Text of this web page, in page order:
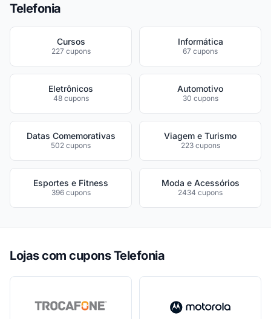
Telefonia
Cursos
227 cupons
Informática
67 cupons
Eletrônicos
48 cupons
Automotivo
30 cupons
Datas Comemorativas
502 cupons
Viagem e Turismo
223 cupons
Esportes e Fitness
396 cupons
Moda e Acessórios
2434 cupons
Lojas com cupons Telefonia